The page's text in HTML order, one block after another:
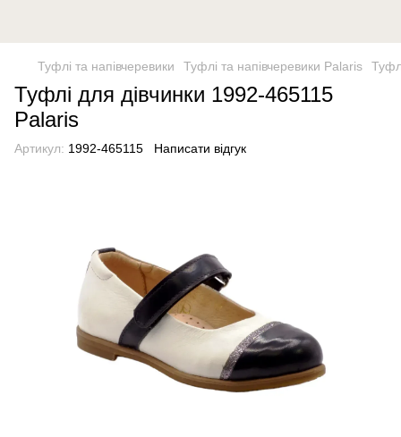
Туфлі та напівчеревики Туфлі та напівчеревики Palaris
Туфлі для дівчинки 1992-465115
Palaris
Артикул: 1992-465115 Написати відгук